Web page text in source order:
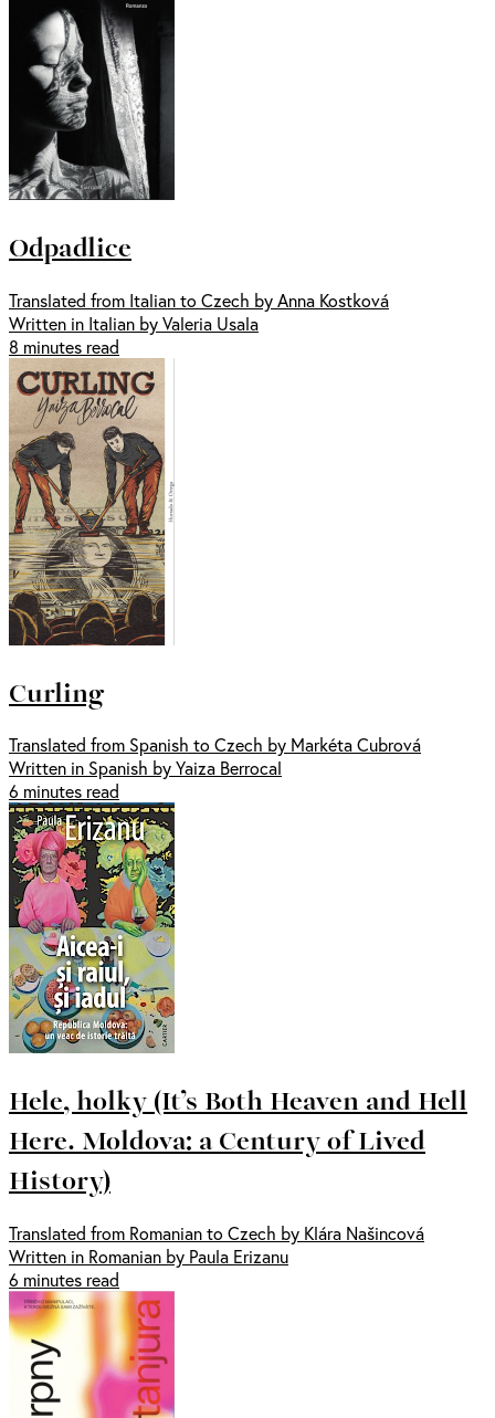
Odpadlice
Translated from Italian to Czech by Anna Kostková
Written in Italian by Valeria Usala
8 minutes read
Curling
Translated from Spanish to Czech by Markéta Cubrová
Written in Spanish by Yaiza Berrocal
6 minutes read
Hele, holky (It’s Both Heaven and Hell
Here. Moldova: a Century of Lived
History)
Translated from Romanian to Czech by Klára Našincová
Written in Romanian by Paula Erizanu
6 minutes read